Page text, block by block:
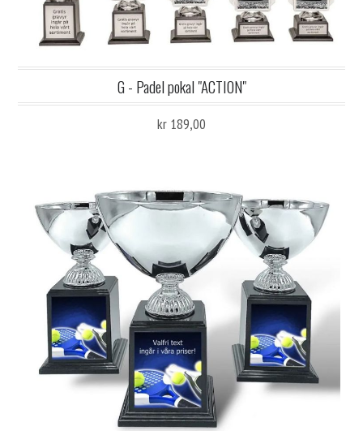
G - Padel pokal "ACTION"
kr 189,00